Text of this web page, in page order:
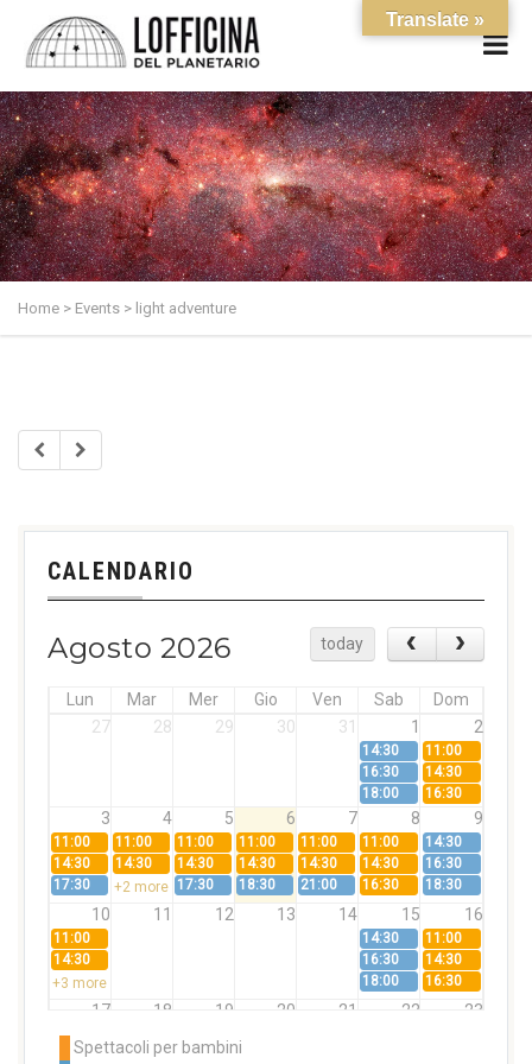
Home > Events > light adventure
CALENDARIO
Agosto 2026 today
Lun Mar Mer Gio Ven Sab
Dom
27
28 29 30 31 1 2
14:30
11:00
16:30
14:30
18:00
16:30
3 4 5 6 7 8 9
11:00 11:00 11:00 11:00 11:00 11:00
14:30
14:30
14:30 14:30 14:30 14:30 14:30
16:30
17:30
+2 more 17:30 18:30 21:00 16:30 18:30
10 11 12 13 14 15 16
11:00 14:30
11:00
14:30
16:30
14:30
+3 more
18:00 16:30
17 18 19 20 21 22 23
11:00
14:30
14:30 14:30 14:30
Spettacoli per bambini
Translate »